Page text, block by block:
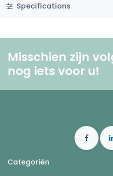
Specifications
Misschien zijn
nog iets voor u! ​
Categoriën